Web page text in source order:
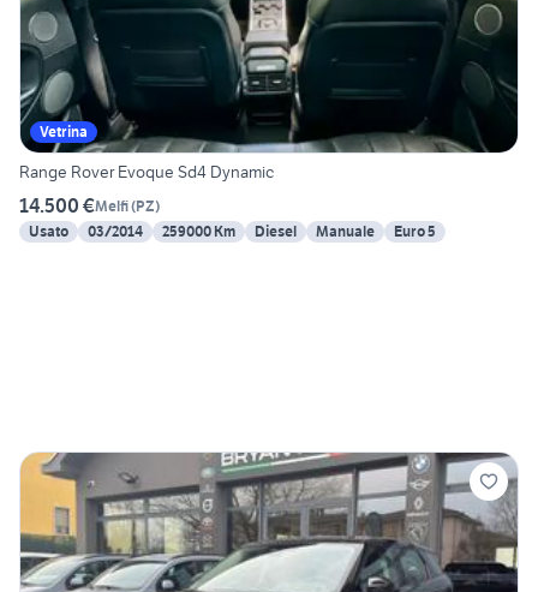
Vetrina
Range Rover Evoque Sd4 Dynamic
14.500 €Melfi(PZ)
Usato
03/2014 259000 Km Diesel Manuale Euro 5